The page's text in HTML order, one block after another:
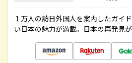
１万人の訪日外国人を案内したガイ
い日本の魅力が満載。日本の再発見